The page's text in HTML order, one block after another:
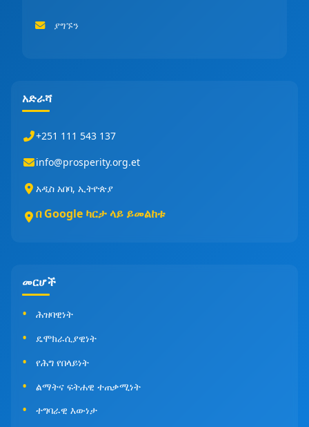
ያግኙን
አድራሻ
+251 111 543 137
info@prosperity.org.et
አዲስ አበባ, ኢትዮጵያ
በ Google ካርታ ላይ ይመልከቱ
መርሆች
ሕዝባዊነት
ዴሞክራሲያዊነት
የሕግ የበላይነት
ልማትና ፍትሐዊ ተጠቃሚነት
ተግባራዊ እውነታ